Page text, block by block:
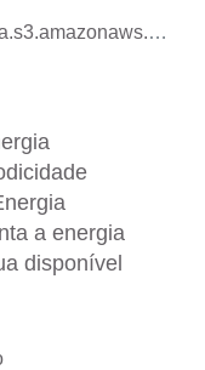
a energia
disponível